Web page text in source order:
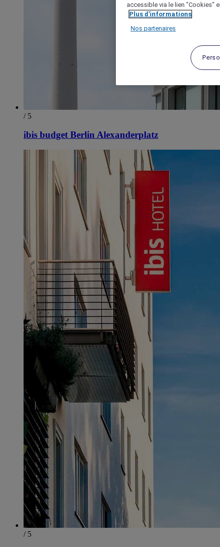
/ 5
ibis budget Berlin Alexanderplatz
/ 5
accessible via le lien "Cookies"
Plus d'informations
Nos partenaires